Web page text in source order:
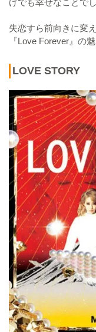
けでも幸せなことでし
失恋すら前向きに変
『Love Forever』の魅
LOVE STORY